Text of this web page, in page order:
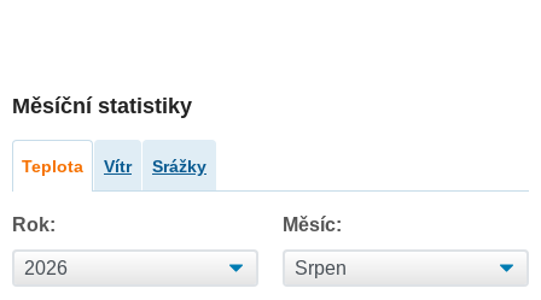
Měsíční statistiky
Teplota Vítr Srážky
Rok: Měsíc: